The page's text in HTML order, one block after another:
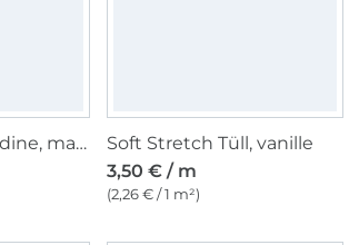
Bi Stretch Gabardine, marine
Soft Stretch Tüll, vanille
3,50 € / m
(2,26 € / 1 m²)